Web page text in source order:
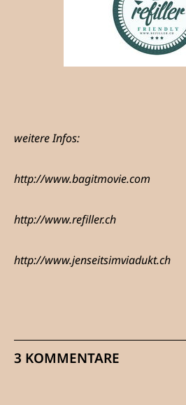
weitere Infos:
http://www.bagitmovie.com
http://www.refiller.ch
http://www.jenseitsimviadukt.ch
3 KOMMENTARE